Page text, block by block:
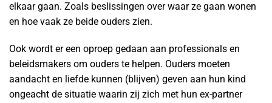
elkaar gaan. Zoals beslissingen over waar ze gaan wonen
en hoe vaak ze beide ouders zien.
Ook wordt er een oproep gedaan aan professionals en
beleidsmakers om ouders te helpen. Ouders moeten
aandacht en liefde kunnen (blijven) geven aan hun kind
ongeacht de situatie waarin zij zich met hun ex-partner